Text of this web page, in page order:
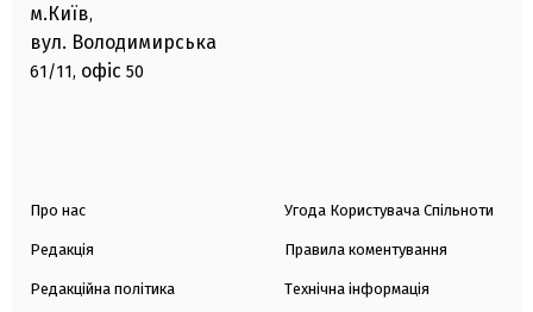
м.Київ,
вул. Володимирська
61/11, офіс 50
Про нас
Редакція
Редакційна політика
Угода Користувача Спільноти
Правила коментування
Технічна інформація